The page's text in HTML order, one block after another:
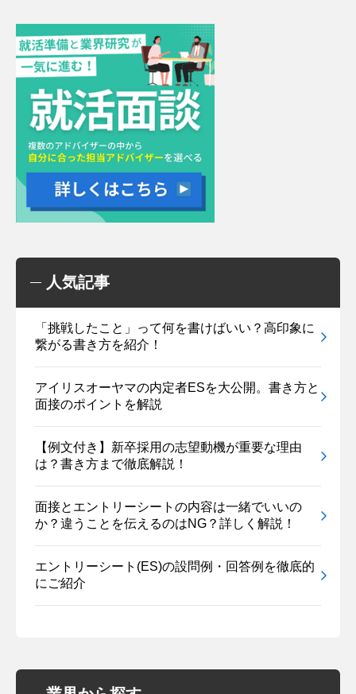
人気記事
「挑戦したこと」って何を書けばいい？高印象に
繋がる書き方を紹介！
アイリスオーヤマの内定者ESを大公開。書き方と
面接のポイントを解説
【例文付き】新卒採用の志望動機が重要な理由
は？書き方まで徹底解説！
面接とエントリーシートの内容は一緒でいいの
か？違うことを伝えるのはNG？詳しく解説！
エントリーシート(ES)の設問例・回答例を徹底的
にご紹介